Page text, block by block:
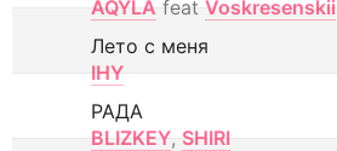
AQYLA feat Voskresenskii
Лето с меня
IHY
РАДА
BLIZKEY, SHIRI